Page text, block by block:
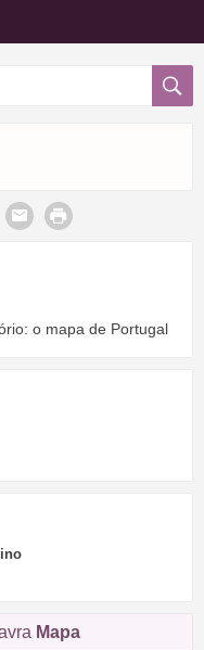
o mapa de Portugal
Mapa